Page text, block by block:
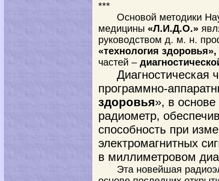
***
Основой методики
медицины «Л.И.Д.О.»
руководством д. м. н.
«технология здоровья»,
частей –
Диагностическая
программно-
здоровья», в
радиометр,
способность при
электромагнитных
в миллиметровом
Эта новейшая